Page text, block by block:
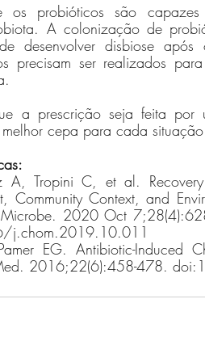
os probióticos são
A colonização de
desenvolver disbiose
precisam ser realizados
a prescrição seja feita por
cepa para cada
A, Tropini C, et al.
Community Context, and
2020 Oct
j.chom.2019.10.011
EG. Antibiotic-Induced
2016;22(6):458-478.